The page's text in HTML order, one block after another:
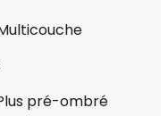
pré-ombré